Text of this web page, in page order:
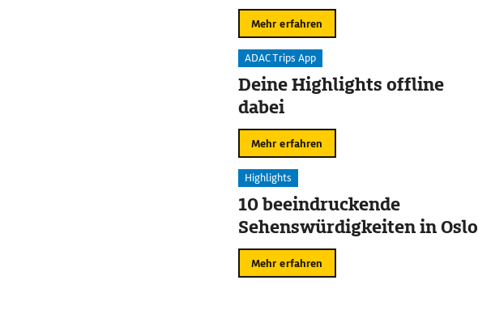
Mehr erfahren
ADAC Trips App
Deine Highlights offline
dabei
Mehr erfahren
Highlights
10 beeindruckende
Sehenswürdigkeiten in Oslo
Mehr erfahren